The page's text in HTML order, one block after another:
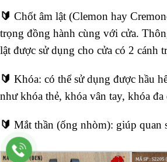
🔰 Chốt âm lật (Clemon hay
trọng đồng hành cùng với cửa.
lật được sử dụng cho cửa có 2 cánh
🔰 Khóa: có thể sử dụng được hầu
như khóa thẻ, khóa vân tay, khóa
🔰 Mắt thần (ống nhòm): giúp quan